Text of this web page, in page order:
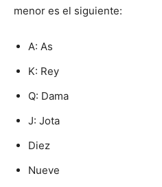
menor es el siguiente:
A: As
K: Rey
Q: Dama
J: Jota
Diez
Nueve